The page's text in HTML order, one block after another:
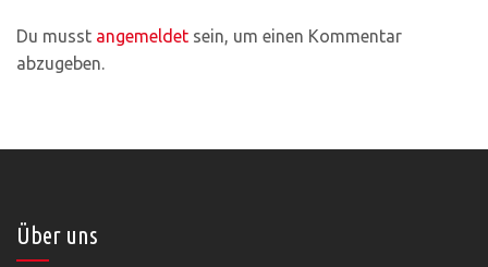
Du musst angemeldet sein, um einen Kommentar
abzugeben.
Über uns